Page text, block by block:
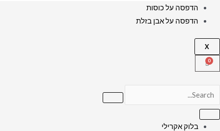
הדפסה על כוסות
הדפסה על אבן בזלת
X
בלוק אקרילי